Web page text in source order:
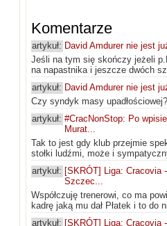
Komentarze
artykuł: David Amdurer nie jest
Jeśli na tym się skończy jeżeli
na napastnika i jeszcze dwóch
artykuł: David Amdurer nie jest
Czy syndyk masy upadłościowej?
artykuł: #CracNonStop: Po
Murat...
Tak to jest gdy klub przejmie
stołki ludźmi, może i
artykuł: [SKRÓT] Liga: Cracovia
Szczec...
Współczuję trenerowi, co ma
kadrę jaką mu dał Płatek i to do
artykuł: [SKRÓT] Liga: Cracovia